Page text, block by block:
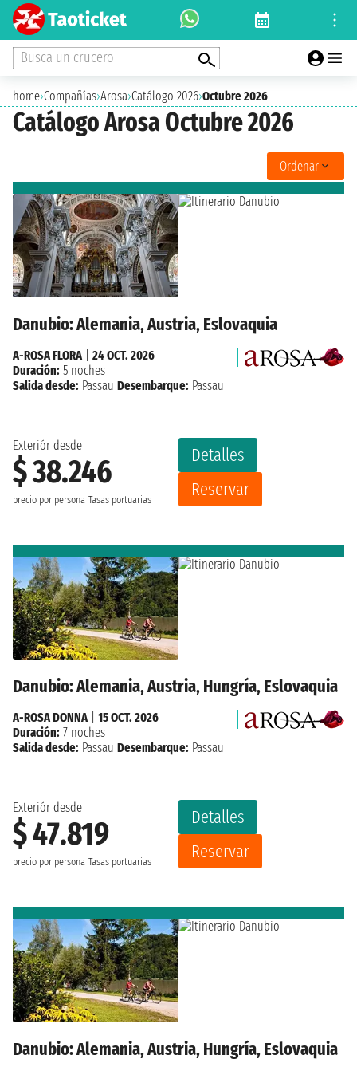
Busca un crucero
home›Compañías›Arosa›Catálogo 2026›Octubre 2026
Catálogo Arosa Octubre 2026
Ordenar
Danubio: Alemania, Austria, Eslovaquia
Exteriór desde
$ 38.246
precio por persona Tasas portuarias
Detalles
Reservar
A-ROSA FLORA
24 OCT. 2026
Duración: 5 noches
Salida desde: Passau Desembarque: Passau
Danubio: Alemania, Austria, Hungría, Eslovaquia
Exteriór desde
$ 47.819
precio por persona Tasas portuarias
Detalles
Reservar
A-ROSA DONNA| 15 OCT. 2026
Duración: 7 noches
Salida desde: Passau Desembarque: Passau
Danubio: Alemania, Austria, Hungría, Eslovaquia